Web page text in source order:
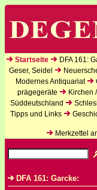
Startseite DFA 161:
Geser, Seidel
Modernes Antiquariat
prägegeräte
Kirchen
Süddeutschland
Tipps und Links
Merkzettel
DFA 161: Garcke: